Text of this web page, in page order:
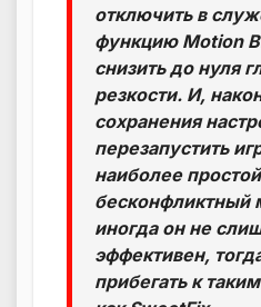
отключить в
функцию Motion
снизить до нуля
резкости. И,
сохранения
перезапустить
наиболее
бесконфликтный
иногда он не
эффективен,
прибегать к